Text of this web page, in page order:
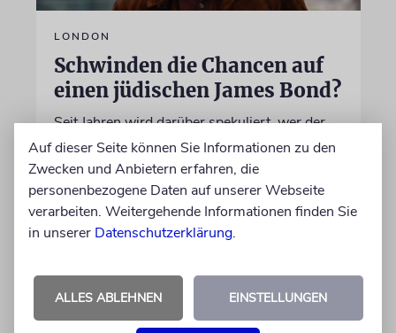
LONDON
Schwinden die Chancen auf
einen jüdischen James Bond?
Seit Jahren wird darüber spekuliert, wer der
neue 007 wird. Wenn es nach Produzentin
Amy Pascal geht, fällt die Entscheidung bald.
Stehen die Chancen für Aaron Taylor-Johnson
weiterhin gut?
Auf dieser Seite können Sie Informationen zu den
Zwecken und Anbietern erfahren, die
personenbezogene Daten auf unserer Webseite
verarbeiten. Weitergehende Informationen finden Sie
in unserer Datenschutzerklärung.
ALLES ABLEHNEN EINSTELLUNGEN